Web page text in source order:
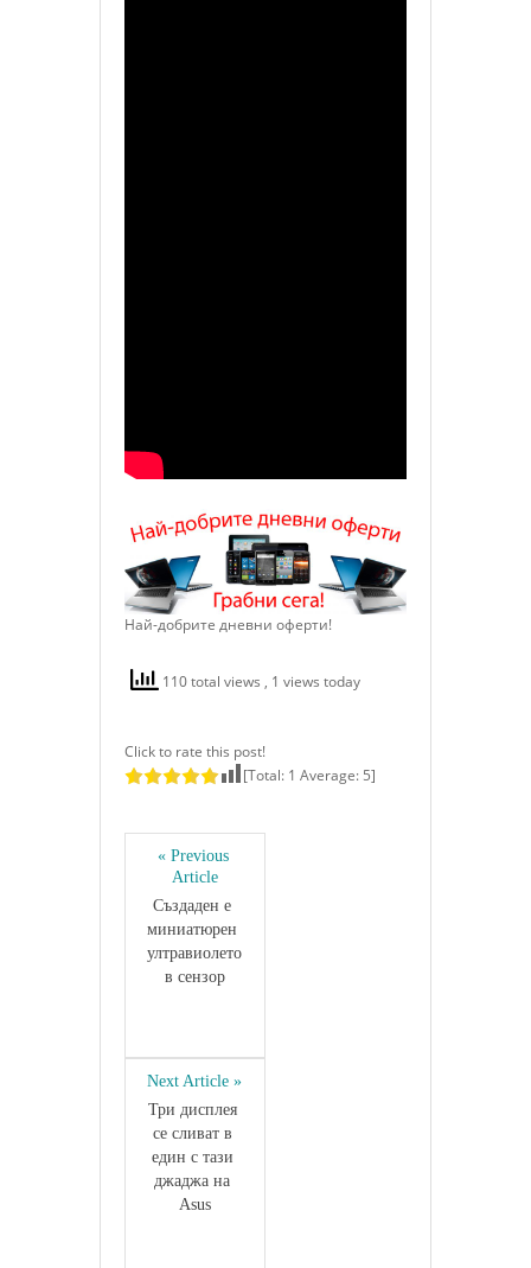
Най-добрите дневни оферти!
110 total views , 1 views today
Click to rate this post!
[Total: 1 Average: 5]
« Previous
Article
Създаден е
миниатюрен
ултравиолето
в сензор
Next Article »
Три дисплея
се сливат в
един с тази
джаджа на
Asus